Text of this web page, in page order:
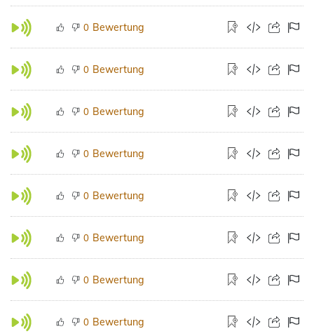
0 Bewertung
0 Bewertung
0 Bewertung
0 Bewertung
0 Bewertung
0 Bewertung
0 Bewertung
0 Bewertung